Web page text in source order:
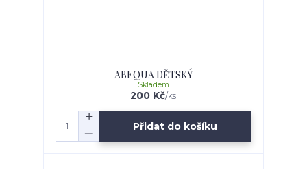
ABEQUA DĚTSKÝ
200 Kč/ks
Skladem
Přidat do košíku